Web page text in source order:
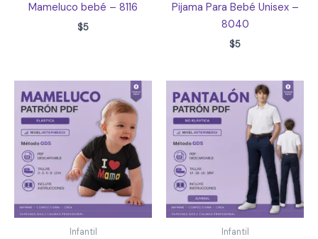
Mameluco bebé – 8116
$5
Pijama Para Bebé Unisex –
8040
$5
Infantil Infantil